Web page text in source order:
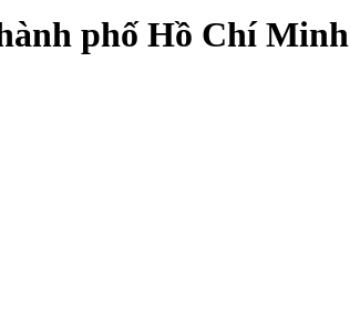
phố Hồ Chí Minh